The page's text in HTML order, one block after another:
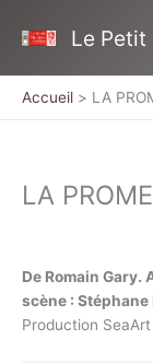
Le Petit
Accueil LA
LA
De Romain Gary.
scène : Stéphane
Production SeaArt